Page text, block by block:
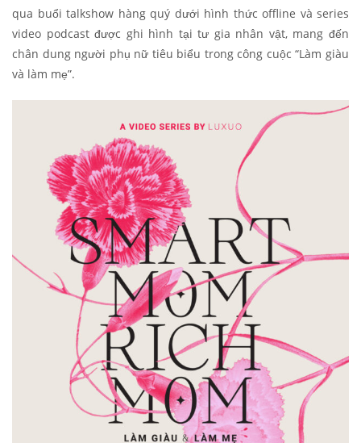
qua buổi talkshow hàng quý dưới hình thức offline và series
video podcast được ghi hình tại tư gia nhân vật, mang đến
chân dung người phụ nữ tiêu biểu trong công cuộc “Làm giàu
và làm mẹ”.